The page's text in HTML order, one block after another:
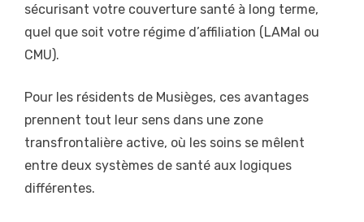
sécurisant votre couverture santé à long terme,
quel que soit votre régime d’affiliation (LAMal ou
CMU).
Pour les résidents de Musièges, ces avantages
prennent tout leur sens dans une zone
transfrontalière active, où les soins se mêlent
entre deux systèmes de santé aux logiques
différentes.